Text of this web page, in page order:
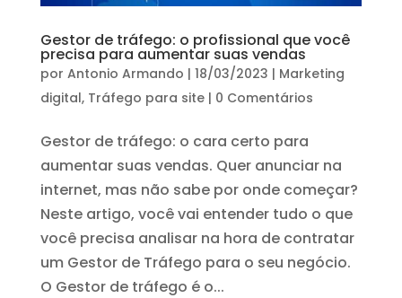
Gestor de tráfego: o profissional que você
precisa para aumentar suas vendas
por Antonio Armando | 18/03/2023 | Marketing
digital, Tráfego para site| 0 Comentários
Gestor de tráfego: o cara certo para
aumentar suas vendas. Quer anunciar na
internet, mas não sabe por onde começar?
Neste artigo, você vai entender tudo o que
você precisa analisar na hora de contratar
um Gestor de Tráfego para o seu negócio.
O Gestor de tráfego é o...